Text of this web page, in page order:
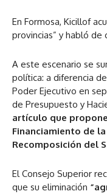
En Formosa, Kicillof
provincias” y habló de
A este escenario se
política: a diferencia
Poder Ejecutivo en
de Presupuesto y
artículo que
Financiamiento de
Recomposición del
El Consejo Superior
que su eliminación